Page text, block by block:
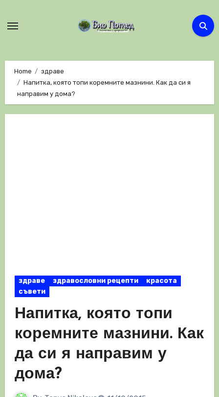
Home
здраве
Напитка, която топи коремните мазнини. Как да си я
направим у дома?
здраве здравословни рецепти
красота
съвети
Напитка, която топи
коремните мазнини. Как
да си я направим у
дома?